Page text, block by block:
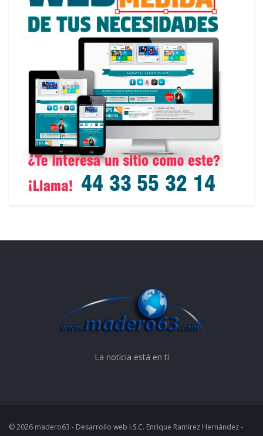
La noticia está en tí
© 2026 madero63 - Desarrollo web I.S.C. Enrique Ramírez Hernández -